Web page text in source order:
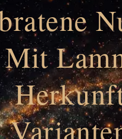
Mit